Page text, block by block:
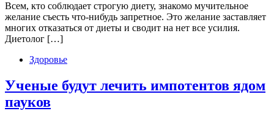
Всем, кто соблюдает строгую диету, знакомо мучительное
желание съесть что-нибудь запретное. Это желание заставляет
многих отказаться от диеты и сводит на нет все усилия.
Диетолог […]
Здоровье
Ученые будут лечить импотентов ядом
пауков